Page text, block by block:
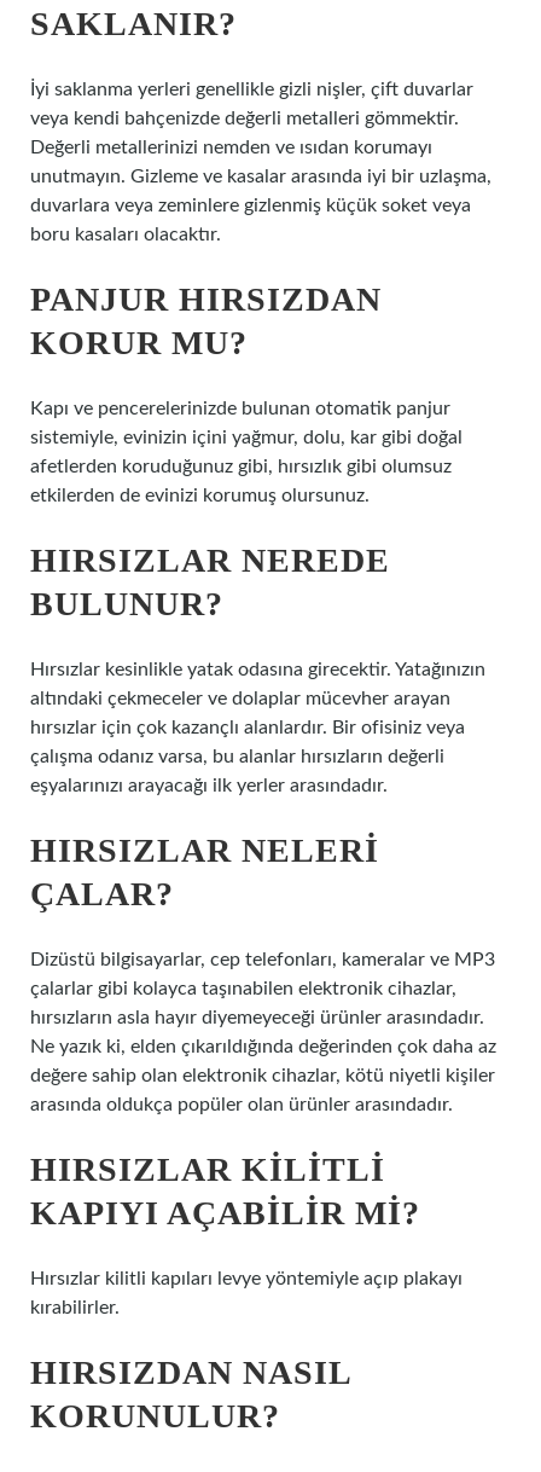
SAKLANIR?
İyi saklanma yerleri genellikle gizli nişler, çift duvarlar
veya kendi bahçenizde değerli metalleri gömmektir.
Değerli metallerinizi nemden ve ısıdan korumayı
unutmayın. Gizleme ve kasalar arasında iyi bir uzlaşma,
duvarlara veya zeminlere gizlenmiş küçük soket veya
boru kasaları olacaktır.
PANJUR HIRSIZDAN
KORUR MU?
Kapı ve pencerelerinizde bulunan otomatik panjur
sistemiyle, evinizin içini yağmur, dolu, kar gibi doğal
afetlerden koruduğunuz gibi, hırsızlık gibi olumsuz
etkilerden de evinizi korumuş olursunuz.
HIRSIZLAR NEREDE
BULUNUR?
Hırsızlar kesinlikle yatak odasına girecektir. Yatağınızın
altındaki çekmeceler ve dolaplar mücevher arayan
hırsızlar için çok kazançlı alanlardır. Bir ofisiniz veya
çalışma odanız varsa, bu alanlar hırsızların değerli
eşyalarınızı arayacağı ilk yerler arasındadır.
HIRSIZLAR NELERI
ÇALAR?
Dizüstü bilgisayarlar, cep telefonları, kameralar ve MP3
çalarlar gibi kolayca taşınabilen elektronik cihazlar,
hırsızların asla hayır diyemeyeceği ürünler arasındadır.
Ne yazık ki, elden çıkarıldığında değerinden çok daha az
değere sahip olan elektronik cihazlar, kötü niyetli kişiler
arasında oldukça popüler olan ürünler arasındadır.
HIRSIZLAR KILITLI
KAPIYI AÇABILIR MI?
Hırsızlar kilitli kapıları levye yöntemiyle açıp plakayı
kırabilirler.
HIRSIZDAN NASIL
KORUNULUR?